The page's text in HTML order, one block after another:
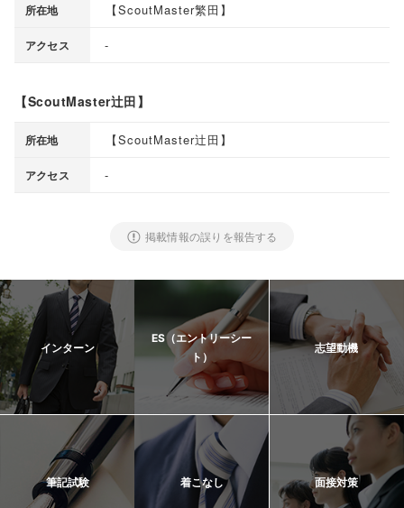
所在地 【ScoutMaster繁田 】
アクセス -
【ScoutMaster辻田】
所在地 【ScoutMaster辻田 】
アクセス -
掲載情報の誤りを報告する
インターン
ES（エントリーシー
ト）
志望動機
筆記試験 着こなし 面接対策